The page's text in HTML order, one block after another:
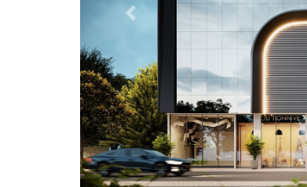
Anterior